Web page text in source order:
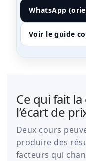
WhatsApp
Voir le guide
Ce qui fait
l’écart de
Deux cours
produire des
facteurs qui